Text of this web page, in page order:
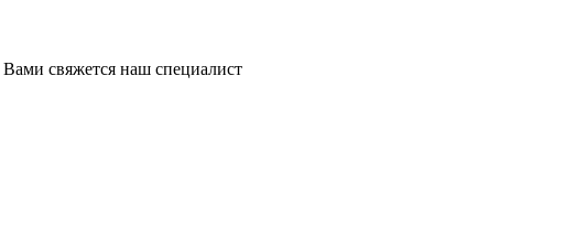
свяжется наш специалист